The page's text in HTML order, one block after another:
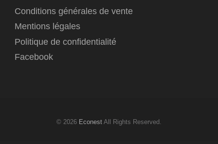
Conditions générales de vente
Mentions légales
Politique de confidentialité
Facebook
© 2026 Econest All Rights Reserved.